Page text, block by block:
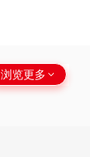
浏览更多